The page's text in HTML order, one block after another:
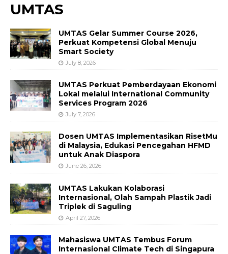
UMTAS
UMTAS Gelar Summer Course 2026,
Perkuat Kompetensi Global Menuju
Smart Society
July 8, 2026
UMTAS Perkuat Pemberdayaan Ekonomi
Lokal melalui International Community
Services Program 2026
July 7, 2026
Dosen UMTAS Implementasikan RisetMu
di Malaysia, Edukasi Pencegahan HFMD
untuk Anak Diaspora
June 26, 2026
UMTAS Lakukan Kolaborasi
Internasional, Olah Sampah Plastik Jadi
Triplek di Saguling
April 27, 2026
Mahasiswa UMTAS Tembus Forum
Internasional Climate Tech di Singapura